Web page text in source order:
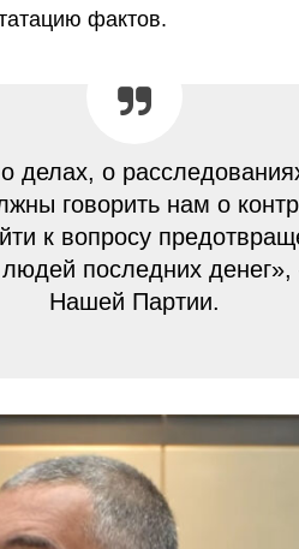
фактов.
делах, о
говорить нам о
к вопросу
людей последних
Нашей Партии.